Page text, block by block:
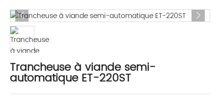
Trancheuse à viande semi-
automatique ET-220ST